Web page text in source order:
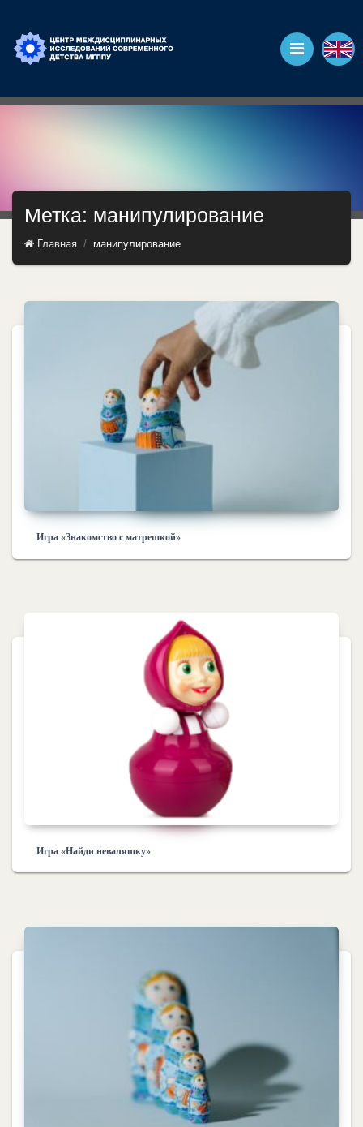
Метка: манипулирование
Главная манипулирование
Игра «Знакомство с матрешкой»
Игра «Найди неваляшку»